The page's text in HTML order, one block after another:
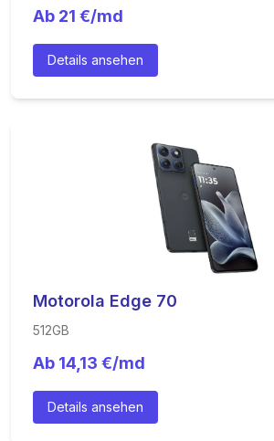
Ab 21 €/md
Details ansehen
Motorola Edge 70
512GB
Ab 14,13 €/md
Details ansehen